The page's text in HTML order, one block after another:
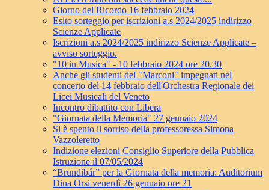
Giorno del Ricordo 16 febbraio 2024
Esito sorteggio per iscrizioni a.s 2024/2025 indirizzo
Scienze Applicate
Iscrizioni a.s 2024/2025 indirizzo Scienze Applicate –
avviso sorteggio.
"10 in Musica" - 10 febbraio 2024 ore 20.30
Anche gli studenti del "Marconi" impegnati nel
concerto del 14 febbraio dell'Orchestra Regionale dei
Licei Musicali del Veneto
Incontro dibattito con Libera
"Giornata della Memoria" 27 gennaio 2024
Si è spento il sorriso della professoressa Simona
Vazzoleretto
Indizione elezioni Consiglio Superiore della Pubblica
Istruzione il 07/05/2024
“Brundibár” per la Giornata della memoria: Auditorium
Dina Orsi venerdì 26 gennaio ore 21